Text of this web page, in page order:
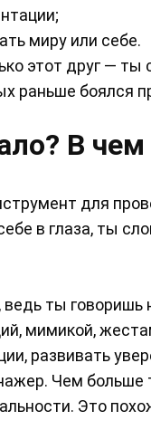
миру или себе.
этот друг —
раньше боялся
В чем
для
в глаза, ты
ведь ты
мимикой,
развивать
Чем больше
Это